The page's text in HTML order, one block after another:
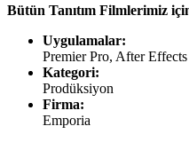
Bütün Tanıtım Filmlerimiz
Uygulamalar:
Premier Pro, After Effects
Kategori:
Prodüksiyon
Firma:
Emporia